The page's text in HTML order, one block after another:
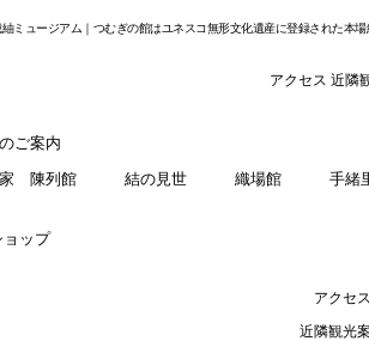
ミュージアム｜つむぎの館はユネスコ無形文化遺産に登録された本
アクセス 近隣
ご案内
陳列館
結の見世 織場館 手緒
ップ
アクセス
近隣観光